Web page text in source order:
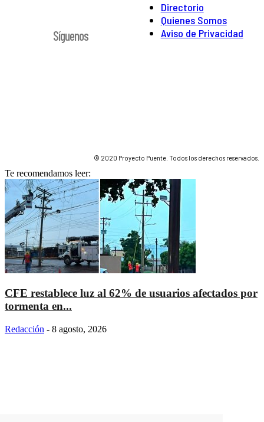
Directorio
Quienes Somos
Aviso de Privacidad
Síguenos
© 2020 Proyecto Puente. Todos los derechos reservados.
Te recomendamos leer:
CFE restablece luz al 62% de usuarios afectados por
tormenta en...
Redacción - 8 agosto, 2026